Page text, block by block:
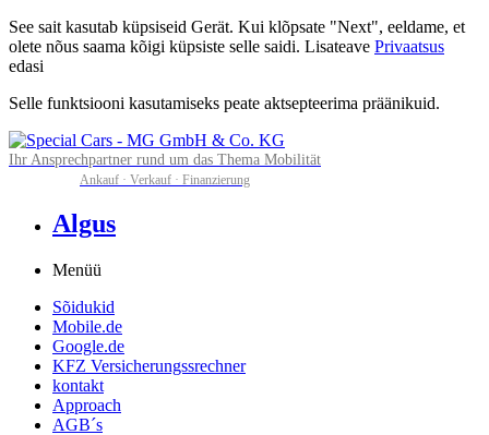
See sait kasutab küpsiseid Gerät. Kui klõpsate "Next", eeldame, et
olete nõus saama kõigi küpsiste selle saidi. Lisateave Privaatsus
edasi
Selle funktsiooni kasutamiseks peate aktsepteerima präänikuid.
Ihr Ansprechpartner rund um das Thema Mobilität
Ankauf · Verkauf · Finanzierung
Algus
Menüü
Sõidukid
Mobile.de
Google.de
KFZ Versicherungssrechner
kontakt
Approach
AGB´s